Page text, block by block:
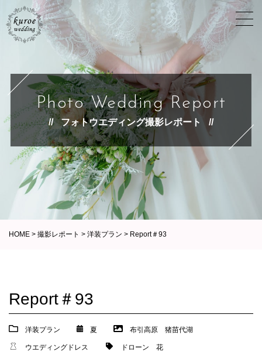
Photo Wedding Report
フォトウエディング撮影レポート
HOME > 撮影レポート > 洋装プラン > Report＃93
Report＃93
洋装プラン 夏 布引高原 猪苗代湖
ウエディングドレス ドローン 花